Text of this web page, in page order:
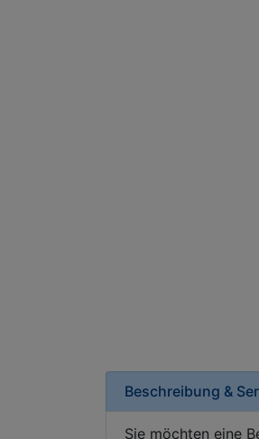
Beschreibung &
Sie möchten eine